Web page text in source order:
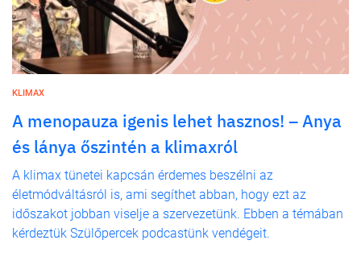
KLIMAX
A menopauza igenis lehet hasznos! – Anya
és lánya őszintén a klimaxról
A klimax tünetei kapcsán érdemes beszélni az
életmódváltásról is, ami segíthet abban, hogy ezt az
időszakot jobban viselje a szervezetünk. Ebben a témában
kérdeztük Szülőpercek podcastünk vendégeit.